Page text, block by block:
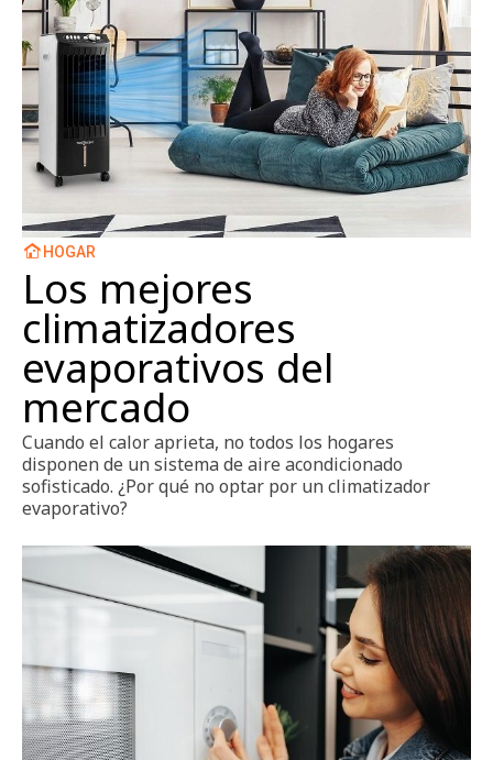
HOGAR
Los mejores
climatizadores
evaporativos del
mercado
Cuando el calor aprieta, no todos los hogares
disponen de un sistema de aire acondicionado
sofisticado. ¿Por qué no optar por un climatizador
evaporativo?